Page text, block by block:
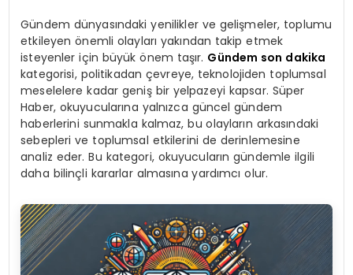
Gündem dünyasındaki yenilikler ve gelişmeler, toplumu
etkileyen önemli olayları yakından takip etmek
isteyenler için büyük önem taşır. Gündem son dakika
kategorisi, politikadan çevreye, teknolojiden toplumsal
meselelere kadar geniş bir yelpazeyi kapsar. Süper
Haber, okuyucularına yalnızca güncel gündem
haberlerini sunmakla kalmaz, bu olayların arkasındaki
sebepleri ve toplumsal etkilerini de derinlemesine
analiz eder. Bu kategori, okuyucuların gündemle ilgili
daha bilinçli kararlar almasına yardımcı olur.